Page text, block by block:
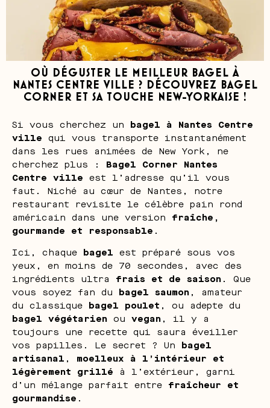
OÙ DÉGUSTER LE MEILLEUR BAGEL À
NANTES CENTRE VILLE ? DÉCOUVREZ BAGEL
CORNER ET SA TOUCHE NEW-YORKAISE !
Si vous cherchez un bagel à Nantes Centre
ville qui vous transporte instantanément
dans les rues animées de New York, ne
cherchez plus : Bagel Corner Nantes
Centre ville est l’adresse qu’il vous
faut. Niché au cœur de Nantes, notre
restaurant revisite le célèbre pain rond
américain dans une version fraîche,
gourmande et responsable .
Ici, chaque bagel est préparé sous vos
yeux, en moins de 70 secondes, avec des
ingrédients ultra frais et de saison . Que
vous soyez fan du bagel saumon , amateur
du classique bagel poulet , ou adepte du
bagel végétarien ou vegan , il y a
toujours une recette qui saura éveiller
vos papilles. Le secret ? Un bagel
artisanal , moelleux à l’intérieur et
légèrement grillé à l’extérieur, garni
d’un mélange parfait entre fraîcheur et
gourmandise .